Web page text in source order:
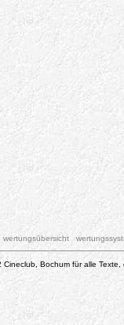
wertungsübersicht
Cineclub, Bochum für alle